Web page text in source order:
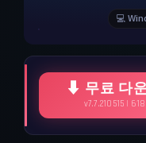
💻
⬇ 무료 다
v7.7.210515 |